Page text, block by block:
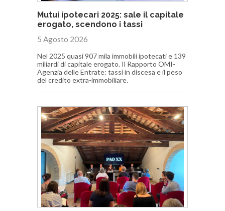
Mutui ipotecari 2025: sale il capitale
erogato, scendono i tassi
5 Agosto 2026
Nel 2025 quasi 907 mila immobili ipotecati e 139
miliardi di capitale erogato. Il Rapporto OMI-
Agenzia delle Entrate: tassi in discesa e il peso
del credito extra-immobiliare.